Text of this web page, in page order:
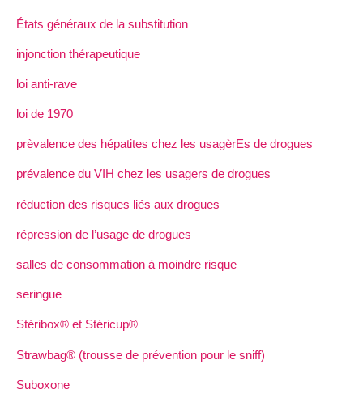
États généraux de la substitution
injonction thérapeutique
loi anti-rave
loi de 1970
prèvalence des hépatites chez les usagèrEs de drogues
prévalence du VIH chez les usagers de drogues
réduction des risques liés aux drogues
répression de l’usage de drogues
salles de consommation à moindre risque
seringue
Stéribox® et Stéricup®
Strawbag® (trousse de prévention pour le sniff)
Suboxone